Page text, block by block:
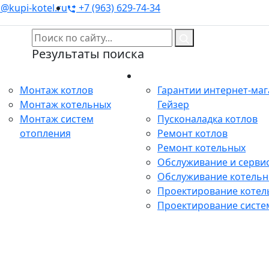
kotel.ru +7 (963) 629-74-34
Результаты поиска
Монтаж котлов
Монтаж котельных
Монтаж систем
отопления
Гарантии интернет-
Гейзер
Пусконаладка котлов
Ремонт котлов
Ремонт котельных
Обслуживание и
Обслуживание
Проектирование
Проектирование